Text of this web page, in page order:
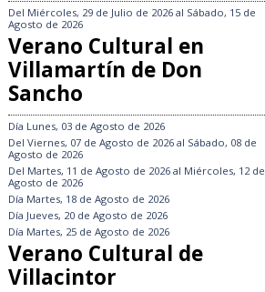
Del Miércoles, 29 de Julio de 2026 al Sábado, 15 de
Agosto de 2026
Verano Cultural en
Villamartín de Don
Sancho
Día Lunes, 03 de Agosto de 2026
Del Viernes, 07 de Agosto de 2026 al Sábado, 08 de
Agosto de 2026
Del Martes, 11 de Agosto de 2026 al Miércoles, 12 de
Agosto de 2026
Día Martes, 18 de Agosto de 2026
Día Jueves, 20 de Agosto de 2026
Día Martes, 25 de Agosto de 2026
Verano Cultural de
Villacintor